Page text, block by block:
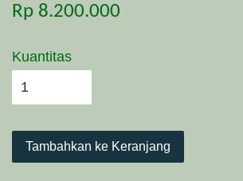
Rp 8.200.000
Kuantitas
Tambahkan ke Keranjang